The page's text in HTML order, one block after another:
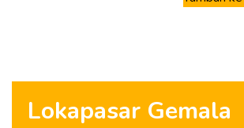
Lokapasar Gemala